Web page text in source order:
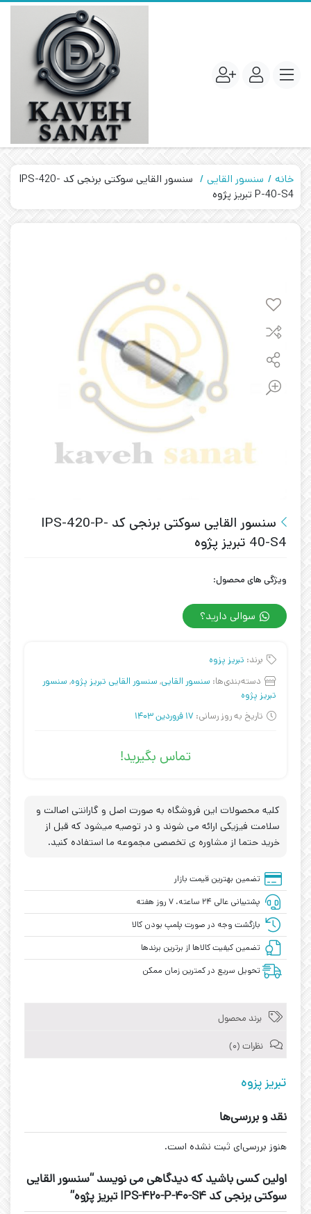
خانه سنسور القایی
سنسور القایی سوکتی برنجی کد IPS-420-
P-40-S4 تبریز پژوه
سنسور القایی سوکتی برنجی کد IPS-420-P-
40-S4 تبریز پژوه
ویژگی های محصول:
سوالی دارید؟
برند: تبریز پزوه
دسته‌بندی‌ها: سنسور القایی, سنسور القایی تبریز پژوه, سنسور
تبریز پژوه
تاریخ به روز رسانی: 17 فروردین 1403
تماس بگیرید!
کلیه محصولات این فروشگاه به صورت اصل و گارانتی اصالت و
سلامت فیزیکی ارائه می شوند و در توصیه میشود که قبل از
خرید حتما از مشاوره ی تخصصی مجموعه ما استفاده کنید.
تضمین بهترین قیمت بازار
پشتیبانی عالی ۲۴ ساعته، ۷ روز هفته
بازگشت وجه در صورت پلمپ بودن کالا
تضمین کیفیت کالاها از برترین برندها
تحویل سریع در کمترین زمان ممکن
برند محصول
نظرات (0)
تبریز پزوه
نقد و بررسی‌ها
هنوز بررسی‌ای ثبت نشده است.
اولین کسی باشید که دیدگاهی می نویسد “سنسور القایی
سوکتی برنجی کد IPS-420-P-40-S4 تبریز پژوه”